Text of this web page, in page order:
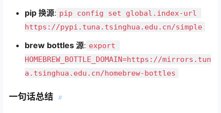
pip 换源: pip config set global.index-url
https://pypi.tuna.tsinghua.edu.cn/simple
brew bottles 源: export
HOMEBREW_BOTTLE_DOMAIN=https://mirrors.tun
a.tsinghua.edu.cn/homebrew-bottles
一句话总结 #